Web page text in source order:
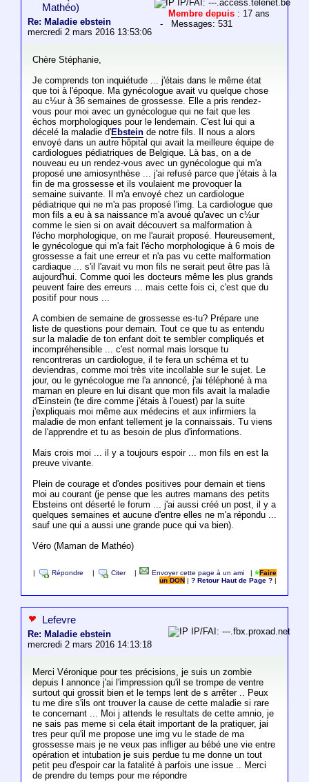
Mathéo)
Re: Maladie ebstein
mercredi 2 mars 2016 13:53:06
IP/FAI: ---.access.telenet.be
Membre depuis : 17 ans
- Messages: 531
Chère Stéphanie,
Je comprends ton inquiétude ... j'étais dans le même état
que toi à l'époque. Ma gynécologue avait vu quelque chose
au c½ur à 36 semaines de grossesse. Elle a pris rendez-
vous pour moi avec un gynécologue qui ne fait que les
échos morphologiques pour le lendemain. C'est lui qui a
décelé la maladie d'Ebsteinde notre fils. Il nous a alors
envoyé dans un autre hôpital qui avait la meilleure équipe de
cardiologues pédiatriques de Belgique. Là bas, on a de
nouveau eu un rendez-vous avec un gynécologue qui m'a
proposé une amiosynthèse ... j'ai refusé parce que j'étais à la
fin de ma grossesse et ils voulaient me provoquer la
semaine suivante. Il m'a envoyé chez un cardiologue
pédiatrique qui ne m'a pas proposé l'img. La cardiologue que
mon fils a eu à sa naissance m'a avoué qu'avec un c½ur
comme le sien si on avait découvert sa malformation à
l'écho morphologique, on me l'aurait proposé. Heureusement,
le gynécologue qui m'a fait l'écho morphologique à 6 mois de
grossesse a fait une erreur et n'a pas vu cette malformation
cardiaque ... s'il l'avait vu mon fils ne serait peut être pas là
aujourd'hui. Comme quoi les docteurs même les plus grands
peuvent faire des erreurs ... mais cette fois ci, c'est que du
positif pour nous ...
A combien de semaine de grossesse es-tu? Prépare une
liste de questions pour demain. Tout ce que tu as entendu
sur la maladie de ton enfant doit te sembler compliqués et
incompréhensible ... c'est normal mais lorsque tu
rencontreras un cardiologue, il te fera un schéma et tu
deviendras, comme moi très vite incollable sur le sujet. Le
jour, ou le gynécologue me l'a annoncé, j'ai téléphoné à ma
maman en pleure en lui disant que mon fils avait la maladie
d'Einstein (te dire comme j'étais à l'ouest) par la suite
j'expliquais moi même aux médecins et aux infirmiers la
maladie de mon enfant tellement je la connaissais. Tu viens
de l'apprendre et tu as besoin de plus d'informations.
Mais crois moi ... il y a toujours espoir ... mon fils en est la
preuve vivante.
Plein de courage et d'ondes positives pour demain et tiens
moi au courant (je pense que les autres mamans des petits
Ebsteins ont déserté le forum ... j'ai aussi créé un post, il y a
quelques semaines et aucune d'entre elles ne m'a répondu ...
sauf une qui a aussi une grande puce qui va bien).
Véro (Maman de Mathéo)
Répondre Citer Envoyer cette page à un ami |
Faire
un DON
|? Retour Haut de Page ?
Lefevre
Re: Maladie ebstein
mercredi 2 mars 2016 14:13:18
IP/FAI: ---.fbx.proxad.net
Merci Véronique pour tes précisions, je suis un zombie
depuis l annonce j'ai l'impression qu'il se trompe de ventre
surtout qui grossit bien et le temps lent de s arrêter .. Peux
tu me dire s'ils ont trouver la cause de cette maladie si rare
te concernant ... Moi j attends le resultats de cette amnio, je
ne sais pas meme si cela était important de la pratiquer, jai
tres peur qu'il me propose une img vu le stade de ma
grossesse mais je ne veux pas infliger au bébé une vie entre
opération et intubation je suis perdue tu me donne un tout
petit peu d'espoir car la fatalité à parfois une issue .. Merci
de prendre du temps pour me répondre